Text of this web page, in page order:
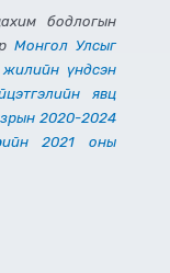
бодлогын
Монгол Улсыг
жилийн үндсэн
явц
2020-2024
2021 оны